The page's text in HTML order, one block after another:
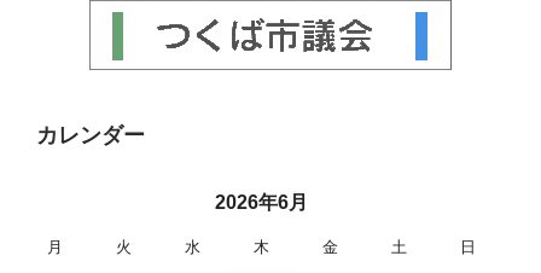
カレンダー
2026年6月
月 火 水 木 金 土 日